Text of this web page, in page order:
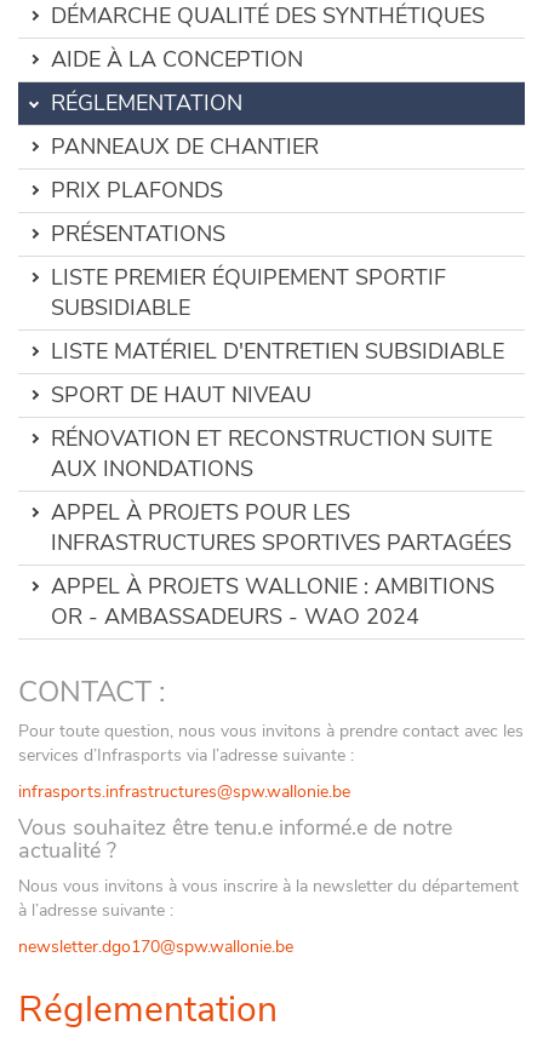
DÉMARCHE QUALITÉ DES SYNTHÉTIQUES
AIDE À LA CONCEPTION
RÉGLEMENTATION
PANNEAUX DE CHANTIER
PRIX PLAFONDS
PRÉSENTATIONS
LISTE PREMIER ÉQUIPEMENT SPORTIF
SUBSIDIABLE
LISTE MATÉRIEL D'ENTRETIEN SUBSIDIABLE
SPORT DE HAUT NIVEAU
RÉNOVATION ET RECONSTRUCTION SUITE
AUX INONDATIONS
APPEL À PROJETS POUR LES
INFRASTRUCTURES SPORTIVES PARTAGÉES
APPEL À PROJETS WALLONIE : AMBITIONS
OR - AMBASSADEURS - WAO 2024
CONTACT :
Pour toute question, nous vous invitons à prendre contact avec les
services d’Infrasports via l’adresse suivante :
infrasports.infrastructures@spw.wallonie.be
Vous souhaitez être tenu.e informé.e de notre
actualité ?
Nous vous invitons à vous inscrire à la newsletter du département
à l’adresse suivante :
newsletter.dgo170@spw.wallonie.be
Réglementation